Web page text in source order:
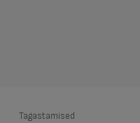
Tagastamised